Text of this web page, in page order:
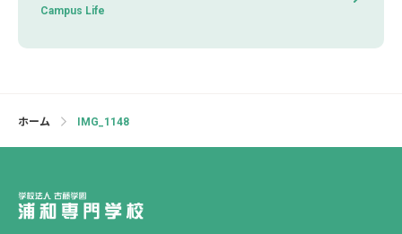
Campus Life
ホーム IMG_1148